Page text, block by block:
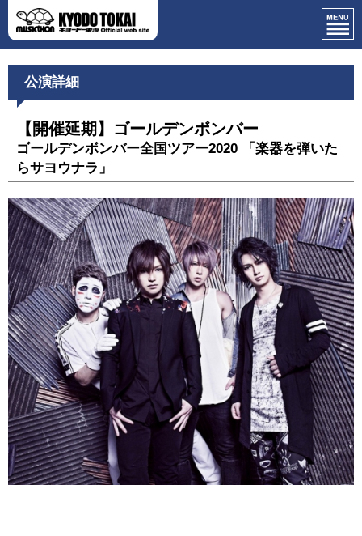
公演詳細
【開催延期】ゴールデンボンバー
ゴールデンボンバー全国ツアー2020 「楽器を弾いた
らサヨウナラ」